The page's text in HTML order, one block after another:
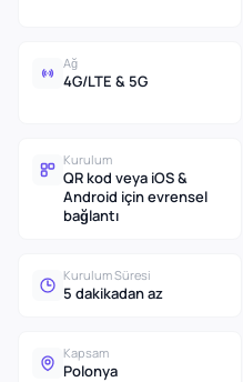
Ağ
4G/LTE & 5G
Kurulum
QR kod veya iOS &
Android için evrensel
bağlantı
Kurulum Süresi
5 dakikadan az
Kapsam
Polonya